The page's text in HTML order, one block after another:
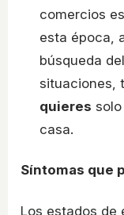
comercios
esta época,
búsqueda
situaciones,
quieres
casa.
Síntomas que
Los estados de